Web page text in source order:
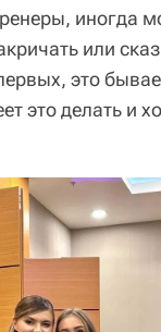
иногда
или
это
это делать и